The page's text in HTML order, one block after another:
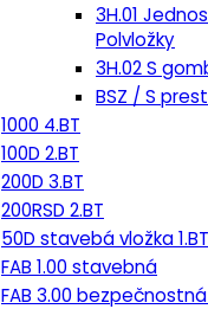
3H.01
Polvložky
3H.02 S
BSZ / S
1000 4.BT
100D 2.BT
200D 3.BT
200RSD 2.BT
50D stavebá vložka 1.BT
FAB 1.00 stavebná
FAB 3.00